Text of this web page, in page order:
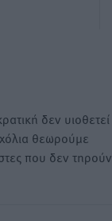
δεν υιοθετεί
θεωρούμε
που δεν τηρούν